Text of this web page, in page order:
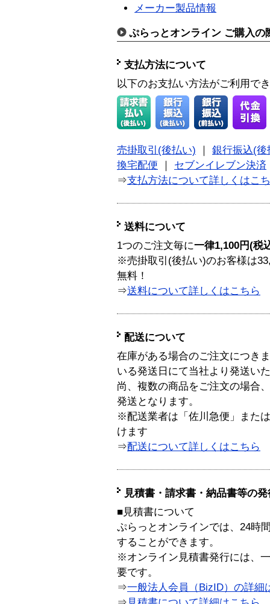
メーカー製品情報
ぷらっとオンライン ご購入の
支払方法について
以下のお支払い方法がご利用で
売掛取引(後払い)
銀行振込(後
換宅配便
セブンイレブン決済
⇒支払方法について詳しくはこ
送料について
1つのご注文毎に一律1,100円(税
※売掛取引(後払い)のお客様は
無料！
⇒送料について詳しくはこちら
配送について
在庫がある場合のご注文につき
いる発送日にて当社より発送い
尚、複数の商品をご注文の場合
発送となります。
※配送業者は「佐川急便」また
けます
⇒配送について詳しくはこちら
見積書・請求書・納品書等の
■見積書について
ぷらっとオンラインでは、24時
することができます。
※オンライン見積書発行には、
要です。
⇒一般法人会員（BizID）の詳細